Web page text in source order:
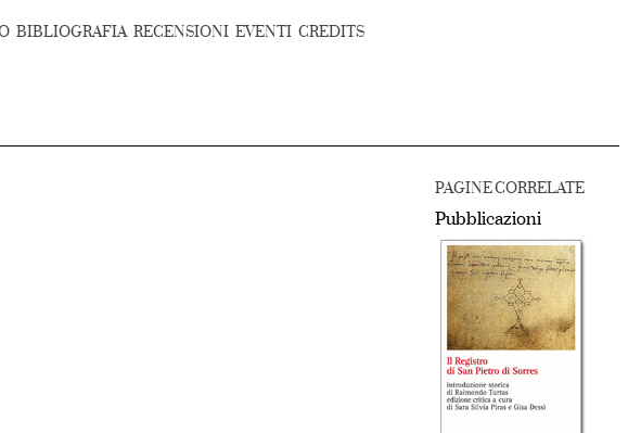
BIBLIOGRAFIA RECENSIONI EVENTI CREDITS
PAGINE CORRELATE
Pubblicazioni